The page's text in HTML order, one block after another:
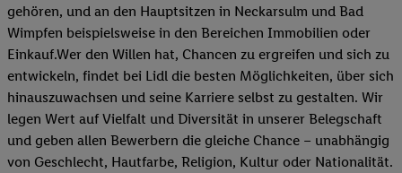
gehören, und an den Hauptsitzen in Neckarsulm und Bad
Wimpfen beispielsweise in den Bereichen Immobilien oder
Einkauf.Wer den Willen hat, Chancen zu ergreifen und sich zu
entwickeln, findet bei Lidl die besten Möglichkeiten, über sich
hinauszuwachsen und seine Karriere selbst zu gestalten. Wir
legen Wert auf Vielfalt und Diversität in unserer Belegschaft
und geben allen Bewerbern die gleiche Chance – unabhängig
von Geschlecht, Hautfarbe, Religion, Kultur oder Nationalität.